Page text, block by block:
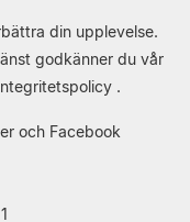
din upplevelse.
godkänner du vår
.
och Facebook